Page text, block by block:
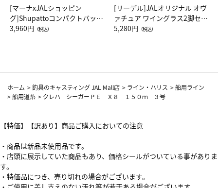
[マーナxJALショッピン
グ]Shupattoコンパクトバッグ
Drop JAL客室乗務員（LC）ス
3,960円 （税込）
[リーデル]JALオリジナル オヴ
ァチュア ワイングラス2脚セッ
ト（レッドワイン）
5,280円 （税込）
ホーム >釣具のキャスティング JAL Mall店 > ライン・ハリス >船用ライン
>船用道糸 > クレハ シーガーＰＥ Ｘ８ １５０ｍ ３号
【特価】【訳あり】商品ご購入においての注意
・商品は新品未使用品です。
・店頭に展示していた商品もあり、価格シールがついている事がありま
す。
・特価品につき、売り切れの場合がございます。